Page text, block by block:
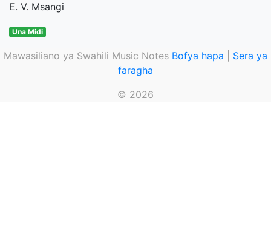
E. V. Msangi
Una Midi
Mawasiliano ya Swahili Music Notes Bofya hapa
Sera ya
faragha
© 2026